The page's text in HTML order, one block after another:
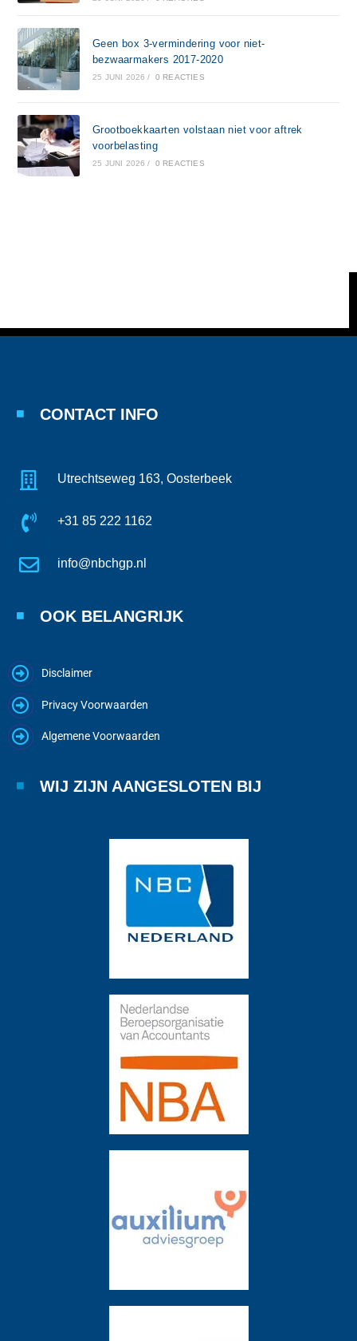
Geen box 3-vermindering voor niet-
bezwaarmakers 2017-2020
25 JUNI 2026 / 0 REACTIES
Grootboekkaarten volstaan niet voor aftrek
voorbelasting
25 JUNI 2026 / 0 REACTIES
CONTACT INFO
Utrechtseweg 163, Oosterbeek
+31 85 222 1162
info@nbchgp.nl
OOK BELANGRIJK
Disclaimer
Privacy Voorwaarden
Algemene Voorwaarden
WIJ ZIJN AANGESLOTEN BIJ